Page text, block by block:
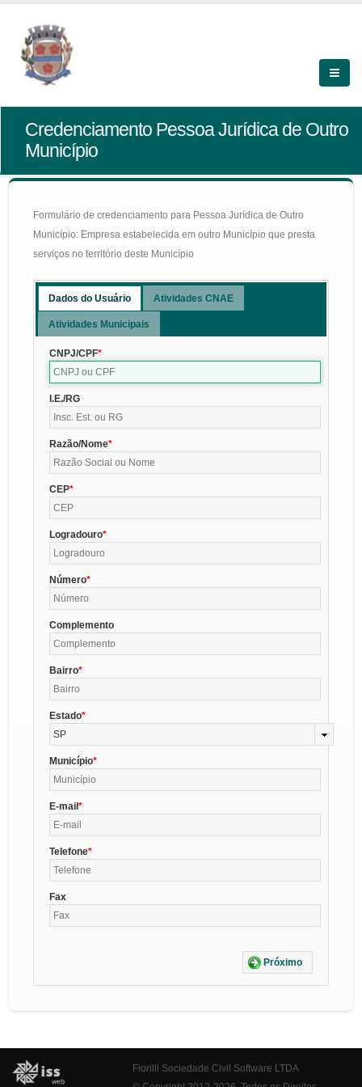
Credenciamento Pessoa Jurídica de Outro
Município
Formulário de credenciamento para Pessoa Jurídica de Outro
Município: Empresa estabelecida em outro Município que presta
serviços no território deste Município
Dados do Usuário Atividades CNAE
Atividades Municipais
CNPJ/CPF
I.E./RG
Razão/Nome
CEP
Logradouro
Número
Complemento
Bairro
Estado
SP
Município
E-mail
Telefone
Fax
Próximo
Fiorilli Sociedade Civil Software LTDA